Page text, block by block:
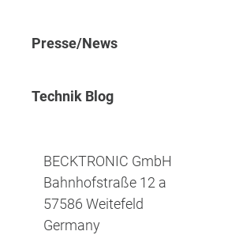
Presse/News
Technik Blog
BECKTRONIC GmbH
Bahnhofstraße 12 a
57586 Weitefeld
Germany